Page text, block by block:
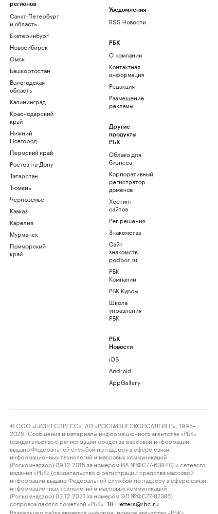
регионов
Санкт-Петербург
и область
Екатеринбург
Новосибирск
Омск
Башкортостан
Вологодская
область
Калининград
Краснодарский
край
Нижний
Новгород
Пермский край
Ростов-на-Дону
Татарстан
Тюмень
Черноземье
Кавказ
Карелия
Мурманск
Приморский
край
Уведомления
RSS Новости
РБК
О компании
Контактная
информация
Редакция
Размещение
рекламы
Другие
продукты
РБК
Облако для
бизнеса
Корпоративный
регистратор
доменов
Хостинг
сайтов
Рег.решения
Знакомства
Сайт
знакомств
podbor.ru
РБК
Компании
РБК Курсы
Школа
управления
РБК
РБК
Новости
iOS
Android
AppGallery
© ООО «БИЗНЕСПРЕСС», АО «РОСБИЗНЕСКОНСАЛТИНГ», 1995–
2026. Сообщения и материалы информационного агентства «РБК»
(свидетельство о регистрации средства массовой информации
выдано Федеральной службой по надзору в сфере связи,
информационных технологий и массовых коммуникаций
(Роскомнадзор) 09.12.2015 за номером ИА №ФС77-63848) и сетевого
издания «РБК» (свидетельство о регистрации средства массовой
информации выдано Федеральной службой по надзору в сфере связи,
информационных технологий и массовых коммуникаций
(Роскомнадзор) 03.12.2021 за номером ЭЛ №ФС77-82385)
сопровождаются пометкой «РБК».
18+ letters@rbc.ru
Владельцем сайта является информационное агентство «РБК».